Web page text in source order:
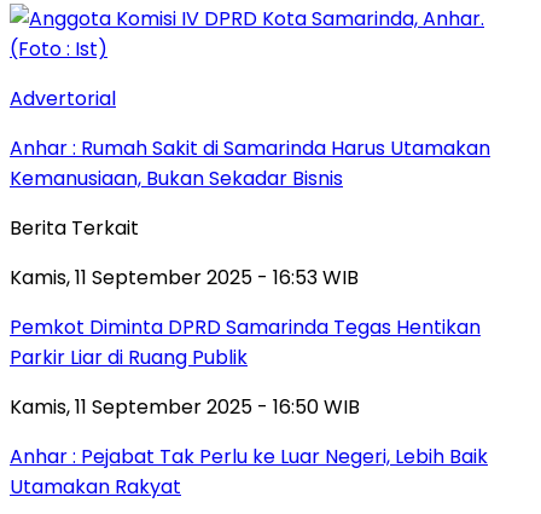
Advertorial
Anhar : Rumah Sakit di Samarinda Harus Utamakan
Kemanusiaan, Bukan Sekadar Bisnis
Berita Terkait
Kamis, 11 September 2025 - 16:53 WIB
Pemkot Diminta DPRD Samarinda Tegas Hentikan
Parkir Liar di Ruang Publik
Kamis, 11 September 2025 - 16:50 WIB
Anhar : Pejabat Tak Perlu ke Luar Negeri, Lebih Baik
Utamakan Rakyat